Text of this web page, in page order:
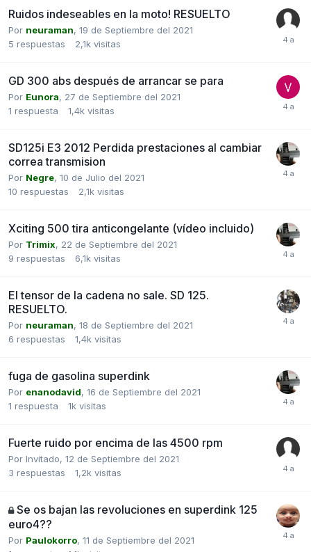
Ruidos indeseables en la moto! RESUELTO
Por neuraman, 19 de Septiembre del 2021
5 respuestas 2,1k visitas
GD 300 abs después de arrancar se para
Por Eunora, 27 de Septiembre del 2021
1 respuesta 1,4k visitas
SD125i E3 2012 Perdida prestaciones al cambiar
correa transmision
Por Negre, 10 de Julio del 2021
10 respuestas 2,1k visitas
Xciting 500 tira anticongelante (vídeo incluido)
Por Trimix, 22 de Septiembre del 2021
9 respuestas 6,1k visitas
El tensor de la cadena no sale. SD 125.
RESUELTO.
Por neuraman, 18 de Septiembre del 2021
6 respuestas 1,4k visitas
fuga de gasolina superdink
Por enanodavid, 16 de Septiembre del 2021
1 respuesta 1k visitas
Fuerte ruido por encima de las 4500 rpm
Por Invitado, 12 de Septiembre del 2021
3 respuestas 1,2k visitas
Se os bajan las revoluciones en superdink 125
euro4??
Por Paulokorro, 11 de Septiembre del 2021